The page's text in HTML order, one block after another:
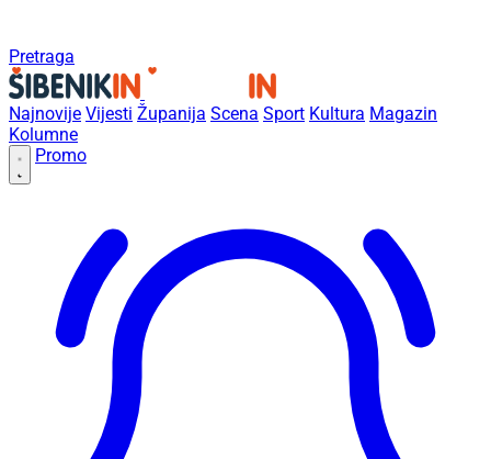
Pretraga
Najnovije Vijesti Županija Scena Sport Kultura Magazin
Kolumne
Promo